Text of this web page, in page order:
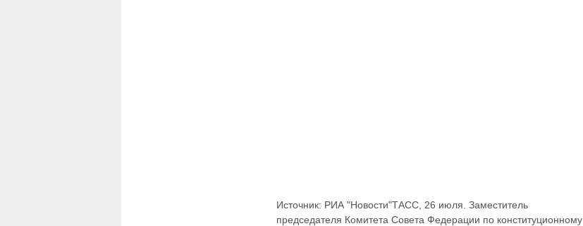
Источник: РИА "Новости"ТАСС, 26 июля. Заместитель
председателя Комитета Совета Федерации по конституционному